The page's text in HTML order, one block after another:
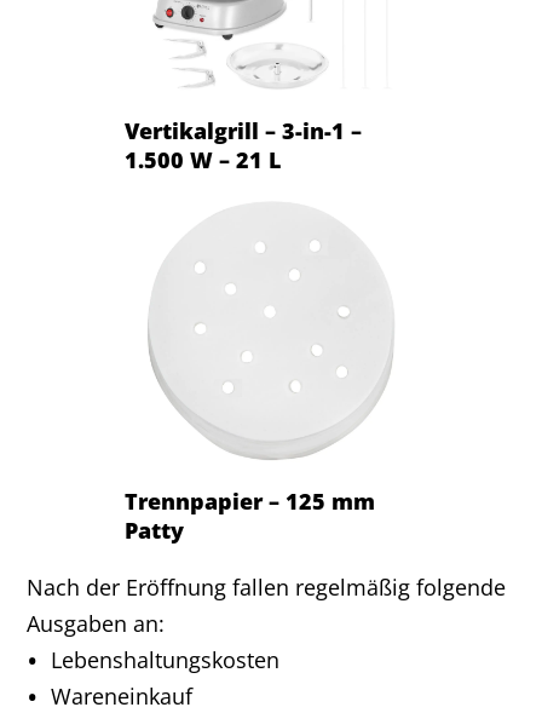
Vertikalgrill – 3-in-1 –
1.500 W – 21 L
Trennpapier – 125 mm
Patty
Nach der Eröffnung fallen regelmäßig folgende
Ausgaben an:
Lebenshaltungskosten
Wareneinkauf